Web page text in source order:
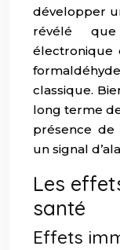
développer
révélé
électronique
classique.
long terme
présence de
un signal
Les
santé
Effets